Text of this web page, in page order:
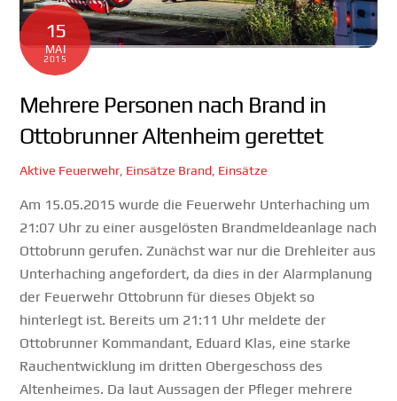
15
MAI
2015
Mehrere Personen nach Brand in
Ottobrunner Altenheim gerettet
Aktive Feuerwehr Einsätze Brand Einsätze
Am 15.05.2015 wurde die Feuerwehr Unterhaching um
21:07 Uhr zu einer ausgelösten Brandmeldeanlage nach
Ottobrunn gerufen. Zunächst war nur die Drehleiter aus
Unterhaching angefordert, da dies in der Alarmplanung
der Feuerwehr Ottobrunn für dieses Objekt so
hinterlegt ist. Bereits um 21:11 Uhr meldete der
Ottobrunner Kommandant, Eduard Klas, eine starke
Rauchentwicklung im dritten Obergeschoss des
Altenheimes. Da laut Aussagen der Pfleger mehrere